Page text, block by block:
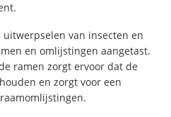
van insecten en
en omlijstingen aangetast.
ramen zorgt ervoor dat de
en zorgt voor een